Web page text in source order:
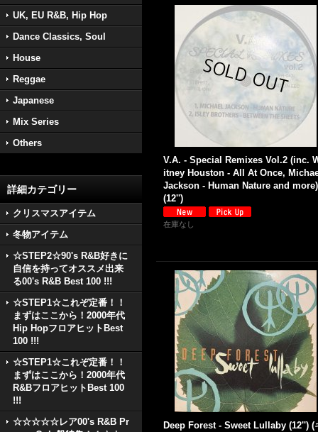
UK, EU R&B, Hip Hop
Dance Classics, Soul
House
Reggae
Japanese
Mix Series
Others
詳細カテゴリー
クリスマスアイテム
冬物アイテム
☆STEP2☆90's R&B好きに
自信を持ってオススメ出来
る00's R&B Best 100 !!!
☆STEP1☆これぞ定番！！
まずはここから！2000年代
Hip HopフロアヒットBest
100 !!!
☆STEP1☆これぞ定番！！
まずはここから！2000年代
R&BフロアヒットBest 100
!!!
☆☆☆☆☆レア00's R&B Pr
V.A. - Special Remixes Vol.2 (inc.
itney Houston - All At Once,
Jackson - Human Nature and more)
(12'')
在庫なし
Deep Forest - Sweet Lullaby (12'') (